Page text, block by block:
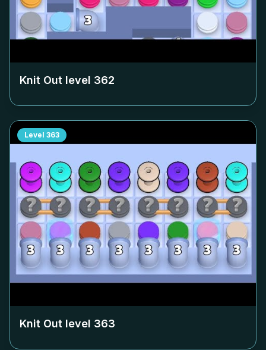
Knit Out level 362
Level 363
Knit Out level 363